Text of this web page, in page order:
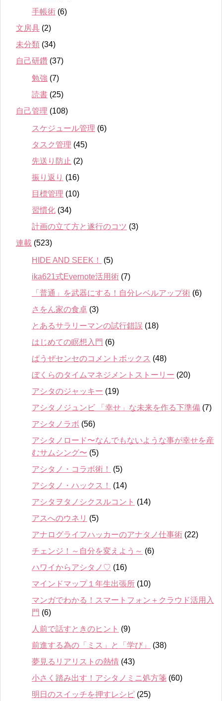
手帳術 (6)
文房具 (2)
未分類 (34)
自己研鑽 (37)
勉強 (7)
読書 (25)
自己管理 (108)
スケジュール管理 (6)
タスク管理 (45)
先送り防止 (2)
振り返り (16)
目標管理 (10)
習慣化 (34)
計画の立て方と遂行のコツ (3)
連載 (523)
HIDE AND SEEK！
(5)
ika621式Evernote活用術 (7)
「普通」を武器にする！自分レベルアップ術 (6)
さをん家の食卓 (3)
とあるサラリーマンの試行錯誤 (18)
はじめての瞑想入門 (6)
ぱうぜセンセのコメントボックス (48)
ぼくらのタイムマネジメントストーリー (20)
アシタのジャッキー (19)
アシタノジュンビ 「幸せ」な未来を作る下準備 (7)
アシタノラボ (56)
アシタノロード〜なんでもないような事が幸せを産
むサムシング〜 (5)
アシタノ・コラボ術！
(5)
アシタノ・ハックス！
(14)
アシタヲタノシクスルコント (14)
アスへのウネリ (5)
アナログライフハッカーのアナタノ仕事術 (22)
チェンジ！～自分を変えよう～ (6)
ハワイからアシタノ♡ (16)
マインドマップ１年生出張所 (10)
マンガでわかる！スマートフォン＋クラウド活用入
門 (6)
人前で話すときのヒント (9)
前進する為の「ミス」と「学び」
(38)
夢見るリアリストの熱情 (43)
小さく踏み出す！アシタノミニ処方箋 (60)
明日のスイッチを押すレシピ (25)